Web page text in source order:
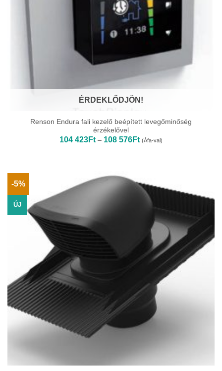
ÉRDEKLŐDJÖN!
Renson Endura fali kezelő beépített levegőminőség
érzékelővel
104 423Ft – 108 576FtÁrtartomány:
104
(Áfa-val)
-5%
ÚJ